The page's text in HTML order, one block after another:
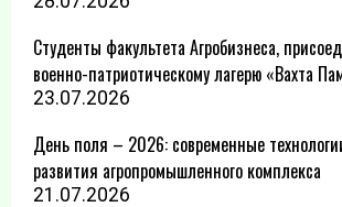
Студенты факультета Агробизнеса,
военно-патриотическому лагерю «Вахта
23.07.2026
День поля – 2026: современные
развития агропромышленного комплекса
21.07.2026